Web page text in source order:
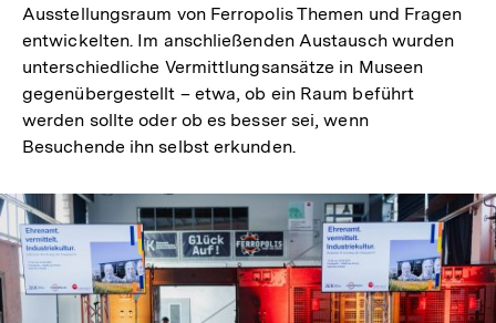
Ausstellungsraum von Ferropolis Themen und Fragen
entwickelten. Im anschließenden Austausch wurden
unterschiedliche Vermittlungsansätze in Museen
gegenübergestellt – etwa, ob ein Raum beführt
werden sollte oder ob es besser sei, wenn
Besuchende ihn selbst erkunden.